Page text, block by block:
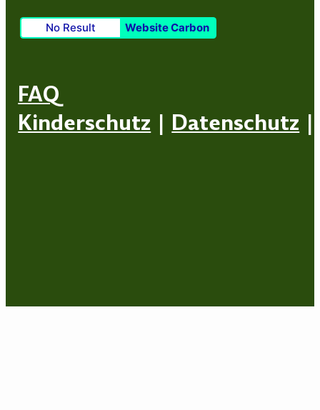
No Result Website Carbon
FAQ
Kinderschutz | Datenschutz |